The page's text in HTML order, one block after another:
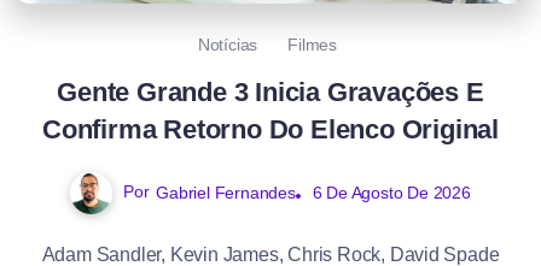
Notícias Filmes
Gente Grande 3 Inicia Gravações E
Confirma Retorno Do Elenco Original
Por Gabriel Fernandes 6 De Agosto De 2026
Adam Sandler, Kevin James, Chris Rock, David Spade